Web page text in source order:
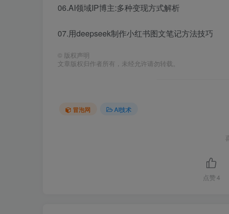
06.AI领域IP博主:多种变现方式解析
07.用deepseek制作小红书图文笔记方法技巧
© 版权声明
文章版权归作者所有，未经允许请勿转载。
冒泡网 AI技术
点赞 4